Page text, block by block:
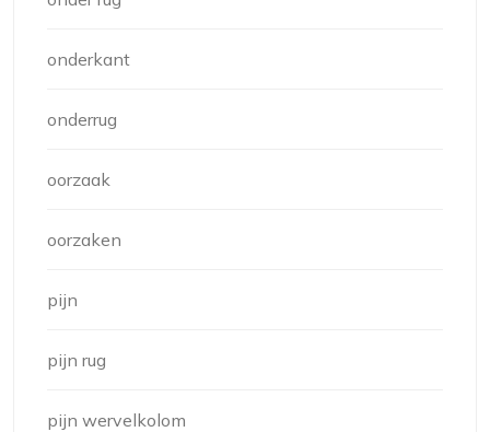
onderkant
onderrug
oorzaak
oorzaken
pijn
pijn rug
pijn wervelkolom